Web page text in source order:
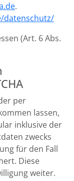
.
datenschutz/
(Art. 6 Abs.
per
lassen,
inklusive der
zwecks
für den Fall
Diese
weiter.